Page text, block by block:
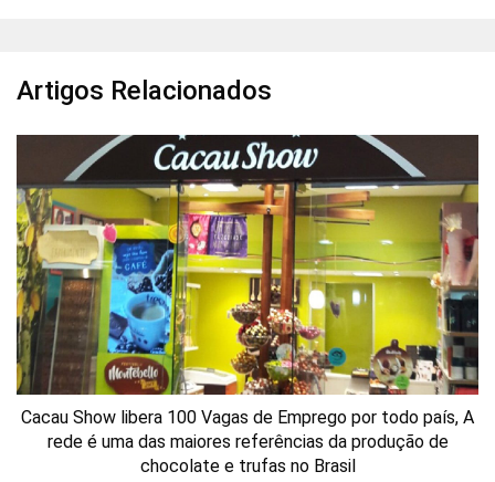
Artigos Relacionados
Cacau Show libera 100 Vagas de Emprego por todo país, A
rede é uma das maiores referências da produção de
chocolate e trufas no Brasil